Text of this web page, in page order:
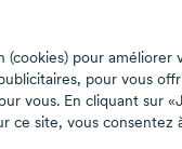
(cookies) pour améliorer
pour vous
vous. En cliquant sur
ce site, vous consentez